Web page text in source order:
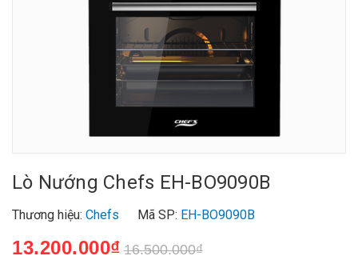
Lò Nướng Chefs EH-BO9090B
Thương hiệu: Chefs Mã SP: EH-BO9090B
13.200.000₫ 16.500.000₫